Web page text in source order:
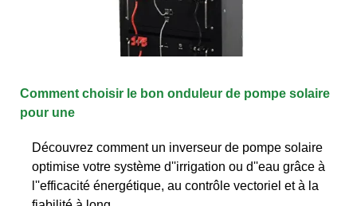
Comment choisir le bon onduleur de pompe solaire
pour une
Découvrez comment un inverseur de pompe solaire
optimise votre système d''irrigation ou d''eau grâce à
l''efficacité énergétique, au contrôle vectoriel et à la